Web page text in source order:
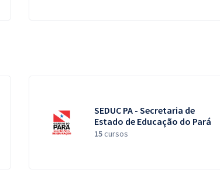
SEDUC PA - Secretaria de
Estado de Educação do Pará
15cursos